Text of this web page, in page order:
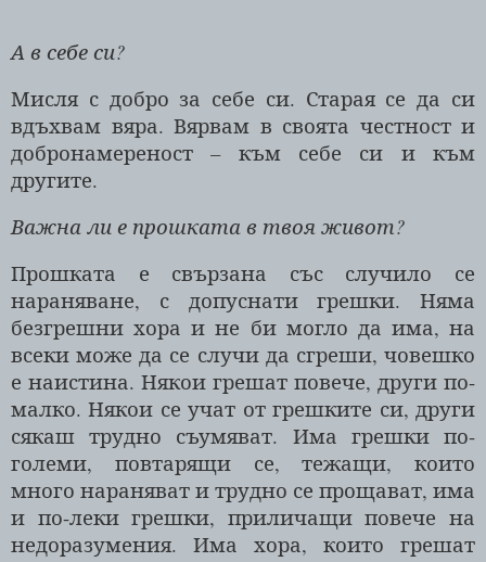
А в себе си?
Мисля с добро за себе си. Старая се да си
вдъхвам вяра. Вярвам в своята честност и
добронамереност – към себе си и към
другите.
Важна ли е прошката в твоя живот?
Прошката е свързана със случило се
нараняване, с допуснати грешки. Няма
безгрешни хора и не би могло да има, на
всеки може да се случи да сгреши, човешко
е наистина. Някои грешат повече, други по-
малко. Някои се учат от грешките си, други
сякаш трудно съумяват. Има грешки по-
големи, повтарящи се, тежащи, които
много нараняват и трудно се прощават, има
и по-леки грешки, приличащи повече на
недоразумения. Има хора, които грешат